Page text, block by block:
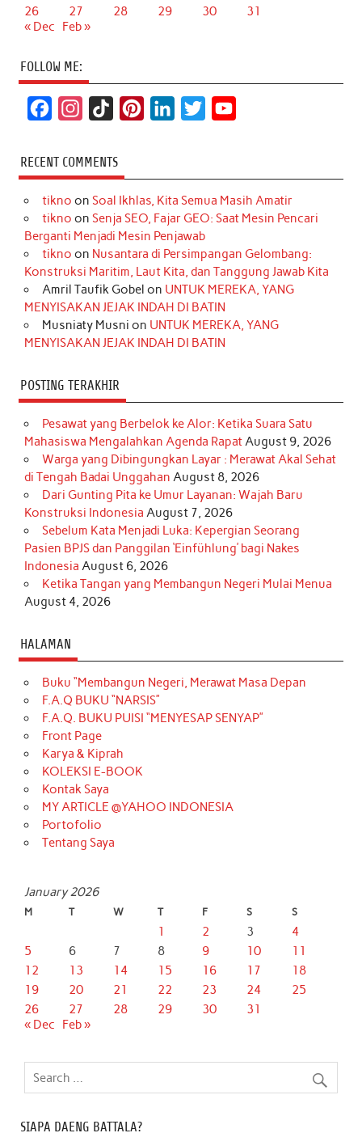
26
27 28 29 30
31
« Dec
Feb »
FOLLOW ME:
c
e
b
o
k
s
t
a
r
a
m
k
T
o
k
t
e
r
e
s
t
k
e
d
I
n
t
t
r
T
u
e
RECENT COMMENTS
tikno on Soal Ikhlas, Kita Semua Masih Amatir
tikno on Senja SEO, Fajar GEO: Saat Mesin Pencari
Berganti Menjadi Mesin Penjawab
tikno on Nusantara di Persimpangan Gelombang:
Konstruksi Maritim, Laut Kita, dan Tanggung Jawab Kita
Amril Taufik Gobel on UNTUK MEREKA, YANG
MENYISAKAN JEJAK INDAH DI BATIN
Musniaty Musni on UNTUK MEREKA, YANG
MENYISAKAN JEJAK INDAH DI BATIN
POSTING TERAKHIR
Pesawat yang Berbelok ke Alor: Ketika Suara Satu
Mahasiswa Mengalahkan Agenda RapatAugust 9, 2026
Warga yang Dibingungkan Layar : Merawat Akal Sehat
di Tengah Badai Unggahan August 8, 2026
Dari Gunting Pita ke Umur Layanan: Wajah Baru
Konstruksi Indonesia August 7, 2026
Sebelum Kata Menjadi Luka: Kepergian Seorang
Pasien BPJS dan Panggilan ‘Einfühlung’ bagi Nakes
Indonesia August 6, 2026
Ketika Tangan yang Membangun Negeri Mulai Menua
August 4, 2026
HALAMAN
Buku “Membangun Negeri, Merawat Masa Depan
F.A.Q BUKU “NARSIS”
F.A.Q. BUKU PUISI “MENYESAP SENYAP”
Front Page
Karya & Kiprah
KOLEKSI E-BOOK
Kontak Saya
MY ARTICLE @YAHOO INDONESIA
Portofolio
Tentang Saya
January 2026
M T W T F S S
1 2 3
4
5
6 7 8 9 10
11
12
13 14 15 16 17
18
19
20 21 22 23 24
25
26
27 28 29 30
31
« Dec
Feb »
SIAPA DAENG BATTALA?